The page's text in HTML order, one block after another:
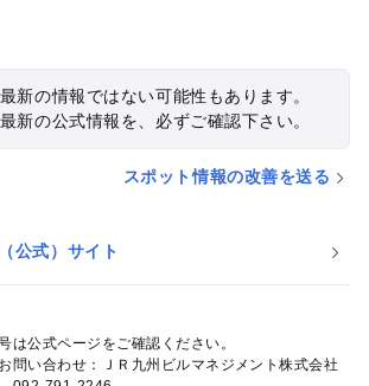
新の情報ではない可能性もあります。
新の公式情報を、必ずご確認下さい。
スポット情報の改善を送る
公式）サイト
は公式ページをご確認ください。
問い合わせ：ＪＲ九州ビルマネジメント株式会社